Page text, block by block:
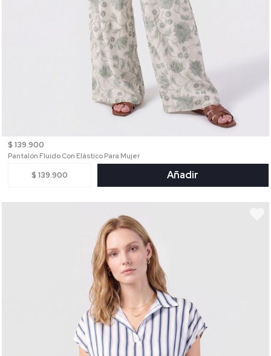
$ 139.900
Pantalón Fluido Con Elástico Para Mujer
$ 139.900 Añadir